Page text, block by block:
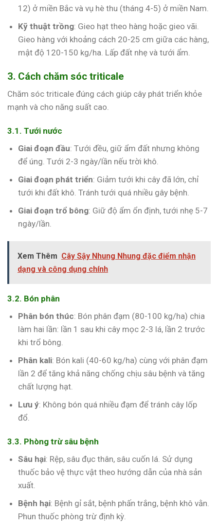
12) ở miền Bắc và vụ hè thu (tháng 4-5) ở miền Nam.
Kỹ thuật trồng: Gieo hạt theo hàng hoặc gieo vãi.
Gieo hàng với khoảng cách 20-25 cm giữa các hàng,
mật độ 120-150 kg/ha. Lấp đất nhẹ và tưới ẩm.
3. Cách chăm sóc triticale
Chăm sóc triticale đúng cách giúp cây phát triển khỏe
mạnh và cho năng suất cao.
3.1. Tưới nước
Giai đoạn đầu: Tưới đều, giữ ẩm đất nhưng không
để úng. Tưới 2-3 ngày/lần nếu trời khô.
Giai đoạn phát triển: Giảm tưới khi cây đã lớn, chỉ
tưới khi đất khô. Tránh tưới quá nhiều gây bệnh.
Giai đoạn trổ bông: Giữ độ ẩm ổn định, tưới nhẹ 5-7
ngày/lần.
Xem Thêm Cây Sậy Nhung Nhung đặc điểm nhận
dạng và công dụng chính
3.2. Bón phân
Phân bón thúc: Bón phân đạm (80-100 kg/ha) chia
làm hai lần: lần 1 sau khi cây mọc 2-3 lá, lần 2 trước
khi trổ bông.
Phân kali: Bón kali (40-60 kg/ha) cùng với phân đạm
lần 2 để tăng khả năng chống chịu sâu bệnh và tăng
chất lượng hạt.
Lưu ý: Không bón quá nhiều đạm để tránh cây lốp
đổ.
3.3. Phòng trừ sâu bệnh
Sâu hại: Rệp, sâu đục thân, sâu cuốn lá. Sử dụng
thuốc bảo vệ thực vật theo hướng dẫn của nhà sản
xuất.
Bệnh hại: Bệnh gỉ sắt, bệnh phấn trắng, bệnh khô vằn.
Phun thuốc phòng trừ định kỳ.